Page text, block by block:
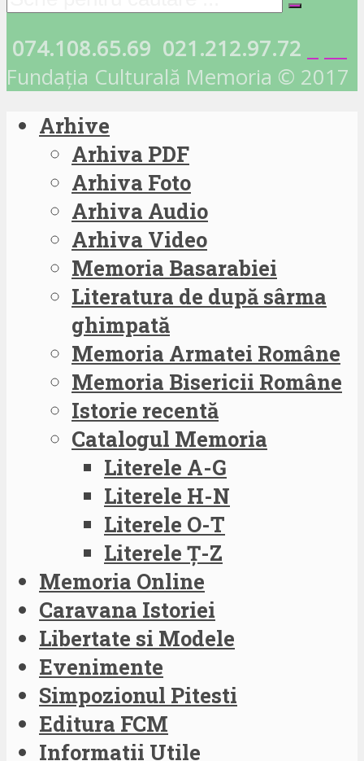
074.108.65.69 021.212.97.72
Fundația Culturală Memoria © 2017
Arhive
Arhiva PDF
Arhiva Foto
Arhiva Audio
Arhiva Video
Memoria Basarabiei
Literatura de după sârma
ghimpată
Memoria Armatei Române
Memoria Bisericii Române
Istorie recentă
Catalogul Memoria
Literele A-G
Literele H-N
Literele O-T
Literele Ț-Z
Memoria Online
Caravana Istoriei
Libertate si Modele
Evenimente
Simpozionul Pitesti
Editura FCM
Informatii Utile